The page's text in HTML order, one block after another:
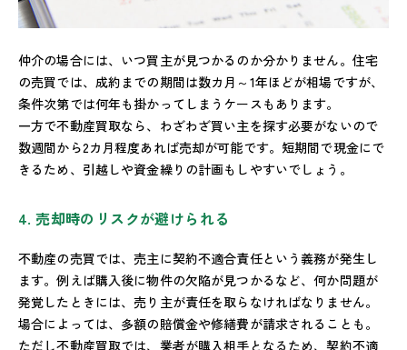
仲介の場合には、いつ買主が見つかるのか分かりません。住宅
の売買では、成約までの期間は数カ月～1年ほどが相場ですが、
条件次第では何年も掛かってしまうケースもあります。
一方で不動産買取なら、わざわざ買い主を探す必要がないので
数週間から2カ月程度あれば売却が可能です。短期間で現金にで
きるため、引越しや資金繰りの計画もしやすいでしょう。
4. 売却時のリスクが避けられる
不動産の売買では、売主に契約不適合責任という義務が発生し
ます。例えば購入後に物件の欠陥が見つかるなど、何か問題が
発覚したときには、売り主が責任を取らなければなりません。
場合によっては、多額の賠償金や修繕費が請求されることも。
ただし不動産買取では、業者が購入相手となるため、契約不適